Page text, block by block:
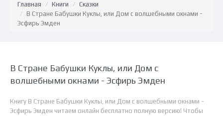
Главная Книги
Сказки
В Стране Бабушки Куклы, или Дом с волшебными окнами -
Эсфирь Эмден
В Стране Бабушки Куклы, или Дом с
волшебными окнами - Эсфирь Эмден
Книгу В Стране Бабушки Куклы, или Дом с волшебными окнами -
Эсфирь Эмден читаем онлайн бесплатно полную версию! Чтобы